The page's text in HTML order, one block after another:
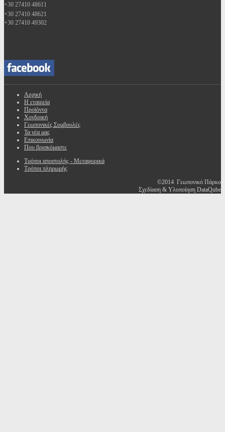
+30 27410 48611
+30 27410 48621
+30 27410 49302
Αρχική
Η εταιρεία
Προϊόντα
Χονδρική
Γεωπονικές Συμβουλές
Τα νέα μας
Επικοινωνία
Που βρισκόμαστε
Τρόποι αποστολής - Μεταφορικά
Τρόποι πληρωμής
©2014 Γεωπονικό Πάρκο
Σχεδίαση & Υλοποίηση DataQube